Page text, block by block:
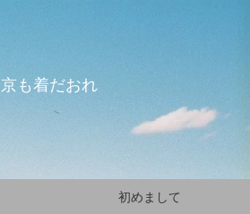
京も着だおれ
初めまして